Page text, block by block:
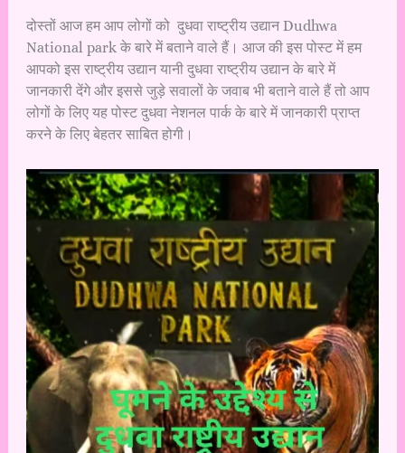
दोस्तों आज हम आप लोगों को दुधवा राष्ट्रीय उद्यान Dudhwa
National park के बारे में बताने वाले हैं। आज की इस पोस्ट में हम
आपको इस राष्ट्रीय उद्यान यानी दुधवा राष्ट्रीय उद्यान के बारे में
जानकारी देंगे और इससे जुड़े सवालों के जवाब भी बताने वाले हैं तो आप
लोगों के लिए यह पोस्ट दुधवा नेशनल पार्क के बारे में जानकारी प्राप्त
करने के लिए बेहतर साबित होगी।